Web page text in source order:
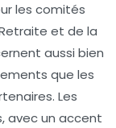
les comités
Retraite et de la
aussi bien
que les
Les
avec un accent